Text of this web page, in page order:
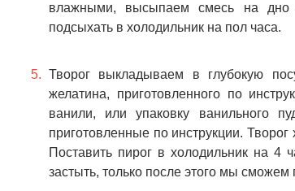
влажными, высыпаем смесь на
подсыхать в холодильник на пол часа.
Творог выкладываем в глубокую
желатина, приготовленного по
ванили, или упаковку ванильного
приготовленные по инструкции.
Поставить пирог в холодильник на
застыть, только после этого мы